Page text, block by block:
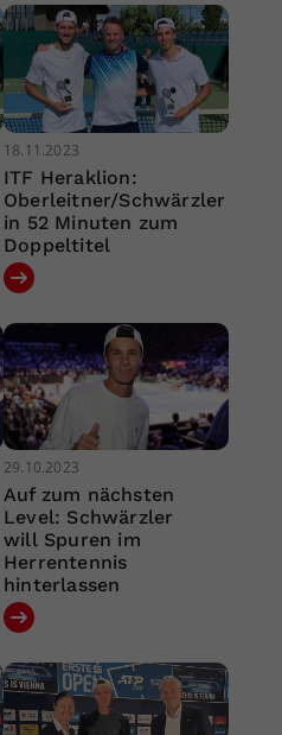
18.11.2023
ITF Heraklion:
Oberleitner/Schwärzler
in 52 Minuten zum
Doppeltitel
29.10.2023
Auf zum nächsten
Level: Schwärzler
will Spuren im
Herrentennis
hinterlassen